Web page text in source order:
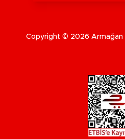
Copyright © 2026 Armağan